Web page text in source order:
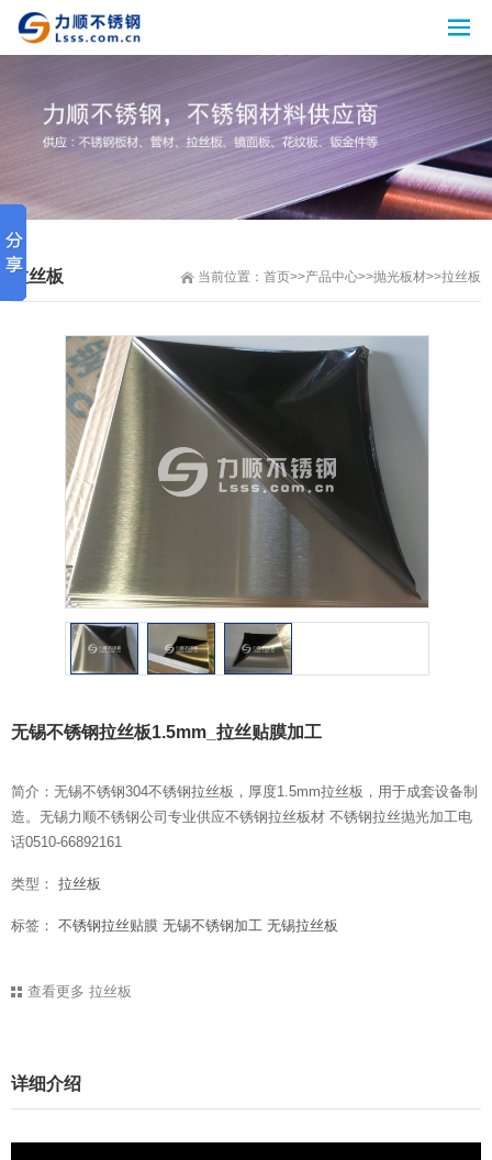
当前位置： 首页>>产品中心>>抛光板材>>拉丝板
拉丝板
无锡不锈钢拉丝板1.5mm_拉丝贴膜加工
简介：无锡不锈钢304不锈钢拉丝板，厚度1.5mm拉丝板，用于成套设备制
造。无锡力顺不锈钢公司专业供应不锈钢拉丝板材 不锈钢拉丝抛光加工电
话0510-66892161
类型： 拉丝板
标签： 不锈钢拉丝贴膜 无锡不锈钢加工 无锡拉丝板
查看更多 拉丝板
详细介绍